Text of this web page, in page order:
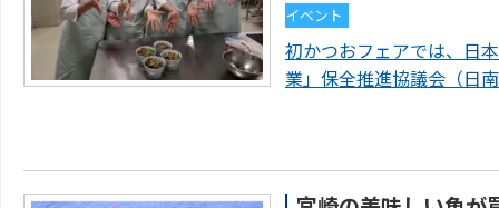
イベント
初かつおフェアでは、日
業」保全推進協議会（日